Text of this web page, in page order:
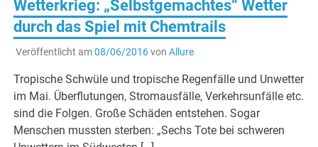
Wetterkrieg: „Selbstgemachtes“ Wetter
durch das Spiel mit Chemtrails
Veröffentlicht am08/06/2016von Allure
Tropische Schwüle und tropische Regenfälle und Unwetter
im Mai. Überflutungen, Stromausfälle, Verkehrsunfälle etc.
sind die Folgen. Große Schäden entstehen. Sogar
Menschen mussten sterben: „Sechs Tote bei schweren